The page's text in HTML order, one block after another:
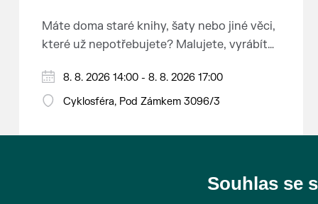
Máte doma staré knihy, šaty nebo jiné věci,
které už nepotřebujete? Malujete, vyrábíte
Chcete se zbavit staré sbírky, která
zbytečně leží na půdě? Překáží vám ve
Anebo byste rádi našli poklady za pár
Prodejce prosíme tradičně o příchod 30
8. 8. 2026 14:00 - 8. 8. 2026 17:00
Cyklosféra, Pod Zámkem 3096/3
Souhlas se